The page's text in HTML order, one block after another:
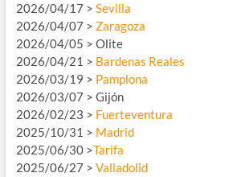
2026/04/17 > Sevilla
2026/04/07 > Zaragoza
2026/04/05 > Olite
2026/04/21 > Bardenas Reales
2026/03/19 > Pamplona
2026/03/07 > Gijón
2026/02/23 > Fuerteventura
2025/10/31 > Madrid
2025/06/30 >Tarifa
2025/06/27 > Valladolid